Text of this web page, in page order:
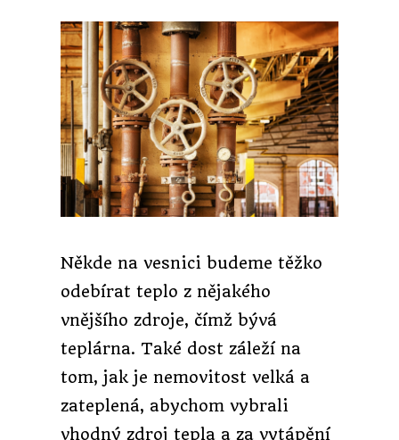
Někde na vesnici budeme těžko
odebírat teplo z nějakého
vnějšího zdroje, čímž bývá
teplárna. Také dost záleží na
tom, jak je nemovitost velká a
zateplená, abychom vybrali
vhodný zdroj tepla a za vytápění